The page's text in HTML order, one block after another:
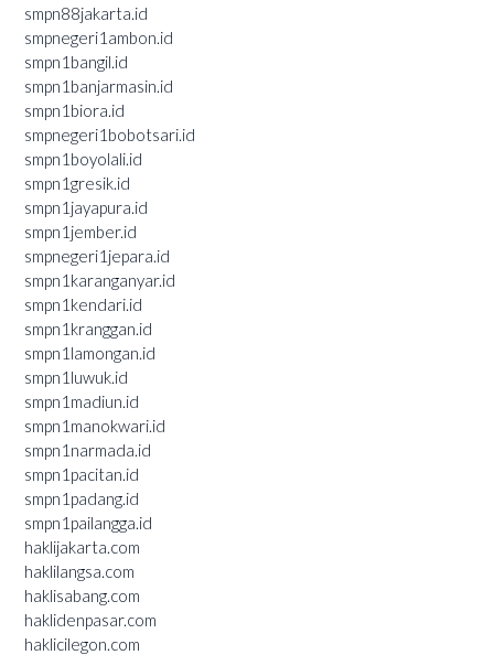
smpn88jakarta.id
smpnegeri1ambon.id
smpn1bangil.id
smpn1banjarmasin.id
smpn1biora.id
smpnegeri1bobotsari.id
smpn1boyolali.id
smpn1gresik.id
smpn1jayapura.id
smpn1jember.id
smpnegeri1jepara.id
smpn1karanganyar.id
smpn1kendari.id
smpn1kranggan.id
smpn1lamongan.id
smpn1luwuk.id
smpn1madiun.id
smpn1manokwari.id
smpn1narmada.id
smpn1pacitan.id
smpn1padang.id
smpn1pailangga.id
haklijakarta.com
haklilangsa.com
haklisabang.com
haklidenpasar.com
haklicilegon.com